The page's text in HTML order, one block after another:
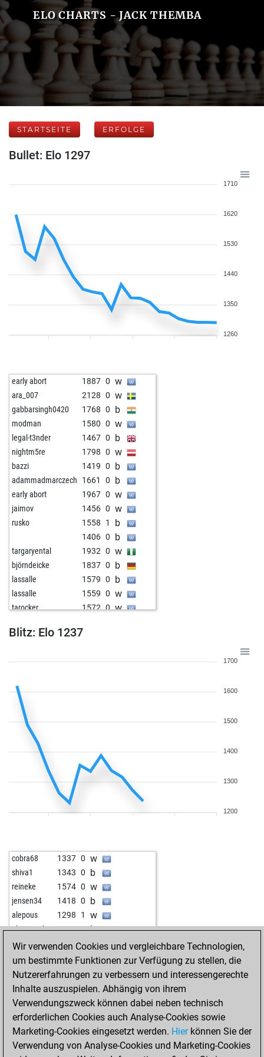
ELO CHARTS - JACK THEMBA
STARTSEITE ERFOLGE
Bullet: Elo 1297
1710
1620
1530
1440
1350
1260
early abort 1887 0 w
ara_007 2128 0 w
gabbarsingh0420 1768 0 b
modman 1580 0 w
legal-t3nder 1467 0 b
nightm5re 1798 0 w
bazzi 1419 0 b
adammadmarczech 1661 0 b
early abort 1967 0 w
jaimov 1456 0 w
rusko 1558 1 b
1406 0 b
targaryental 1932 0 w
björndeicke 1837 0 b
lassalle 1579 0 b
lassalle 1559 0 w
tarocker 1572 0 w
tarocker
Blitz: Elo 1237
1700
1600
1500
1400
1300
1200
cobra68 1337 0 w
shiva1 1343 0 b
reineke 1574 0 w
jensen34 1418 0 b
alepous 1298 1 w
ghosttrucker 1648 0 b
olliboss 1808 1 w
jhlobik 1460 0 b
kirchfeld 1327 0 w
kazemtn 1353 0 b
santiaran5 1565 0 b
bogus1796 1388 0 w
Wir verwenden Cookies und vergleichbare Technologien,
um bestimmte Funktionen zur Verfügung zu stellen, die
Nutzererfahrungen zu verbessern und interessengerechte
Inhalte auszuspielen. Abhängig von ihrem
Verwendungszweck können dabei neben technisch
erforderlichen Cookies auch Analyse-Cookies sowie
Marketing-Cookies eingesetzt werden. Hierkönnen Sie der
Verwendung von Analyse-Cookies und Marketing-Cookies